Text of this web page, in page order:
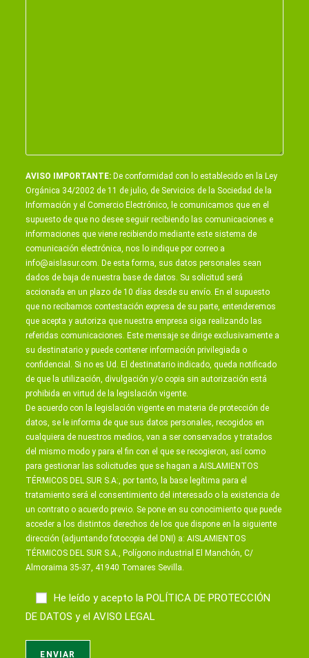
AVISO IMPORTANTE: De conformidad con lo establecido en la Ley
Orgánica 34/2002 de 11 de julio, de Servicios de la Sociedad de la
Información y el Comercio Electrónico, le comunicamos que en el
supuesto de que no desee seguir recibiendo las comunicaciones e
informaciones que viene recibiendo mediante este sistema de
comunicación electrónica, nos lo indique por correo a
info@aislasur.com. De esta forma, sus datos personales sean
dados de baja de nuestra base de datos. Su solicitud será
accionada en un plazo de 10 días desde su envío. En el supuesto
que no recibamos contestación expresa de su parte, entenderemos
que acepta y autoriza que nuestra empresa siga realizando las
referidas comunicaciones. Este mensaje se dirige exclusivamente a
su destinatario y puede contener información privilegiada o
confidencial. Si no es Ud. El destinatario indicado, queda notificado
de que la utilización, divulgación y/o copia sin autorización está
prohibida en virtud de la legislación vigente.
De acuerdo con la legislación vigente en materia de protección de
datos, se le informa de que sus datos personales, recogidos en
cualquiera de nuestros medios, van a ser conservados y tratados
del mismo modo y para el fin con el que se recogieron, así como
para gestionar las solicitudes que se hagan a AISLAMIENTOS
TÉRMICOS DEL SUR S.A:, por tanto, la base legítima para el
tratamiento será el consentimiento del interesado o la existencia de
un contrato o acuerdo previo. Se pone en su conocimiento que puede
acceder a los distintos derechos de los que dispone en la siguiente
dirección (adjuntando fotocopia del DNI) a: AISLAMIENTOS
TÉRMICOS DEL SUR S.A., Polígono industrial El Manchón, C/
Almoraima 35-37, 41940 Tomares Sevilla.
He leído y acepto la POLÍTICA DE PROTECCIÓN
DE DATOS y elAVISO LEGAL